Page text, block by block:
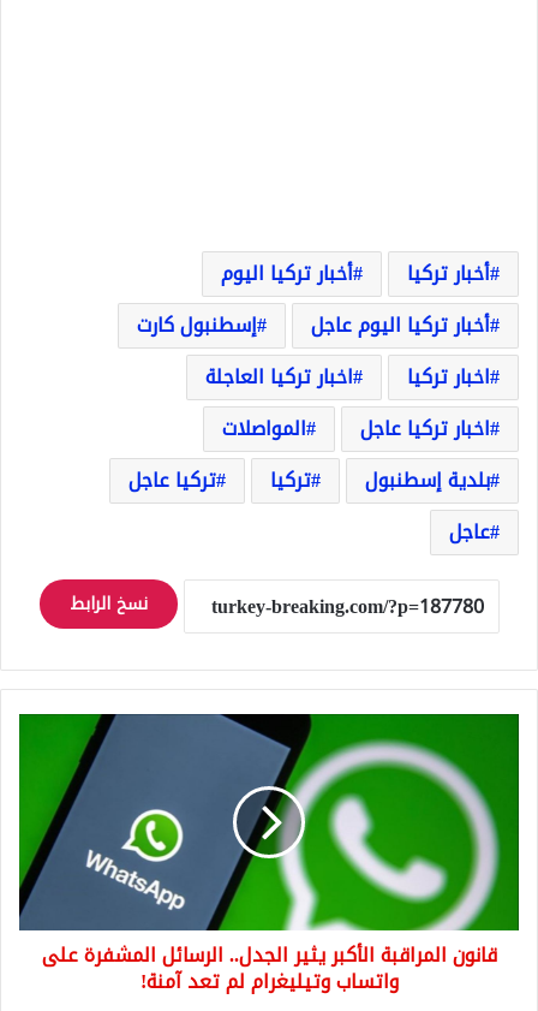
أخبار تركيا
أخبار تركيا اليوم
أخبار تركيا اليوم عاجل
إسطنبول كارت
اخبار تركيا
اخبار تركيا العاجلة
اخبار تركيا عاجل
المواصلات
بلدية إسطنبول
تركيا
تركيا عاجل
عاجل
نسخ الرابط
الجدل..
المشفرة
على
واتساب
وتيليغرام
قانون المراقبة الأكبر يثير الجدل.. الرسائل المشفرة على
واتساب وتيليغرام لم تعد آمنة!